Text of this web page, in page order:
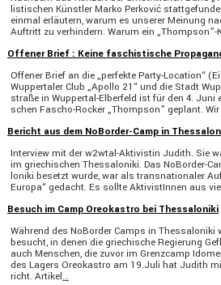
lis­ti­schen Künstler Marko Perković
einmal erläu­tern, warum es unserer Meinung
Auftritt zu verhin­dern. Warum ein
Offener Brief : Keine faschistische
Offener Brief an die „perfekte Party-Location“
Wupper­taler Club „Apollo 21“ und die Stadt
straße in Wuppertal-Elber­­feld ist für den 4.
schen Fascho-Rocker „Thompson” geplant.
Bericht aus dem NoBorder-Camp in
Inter­view mit der w2wtal-Aktivistin Judith. Sie
im griechi­schen Thessa­lo­niki. Das NoBorder-
lo­niki besetzt wurde, war als trans­na­tio­naler
Europa“ gedacht. Es sollte Aktivis­tInnen aus
Besuch im Camp Oreokastro bei Thessaloniki
Während des NoBorder Camps in Thessa­lo­niki
besucht, in denen die griechi­sche Regie­rung
auch Menschen, die zuvor im Grenz­camp
des Lagers Oreokastro am 19.Juli hat Judith
richt. Artikel…